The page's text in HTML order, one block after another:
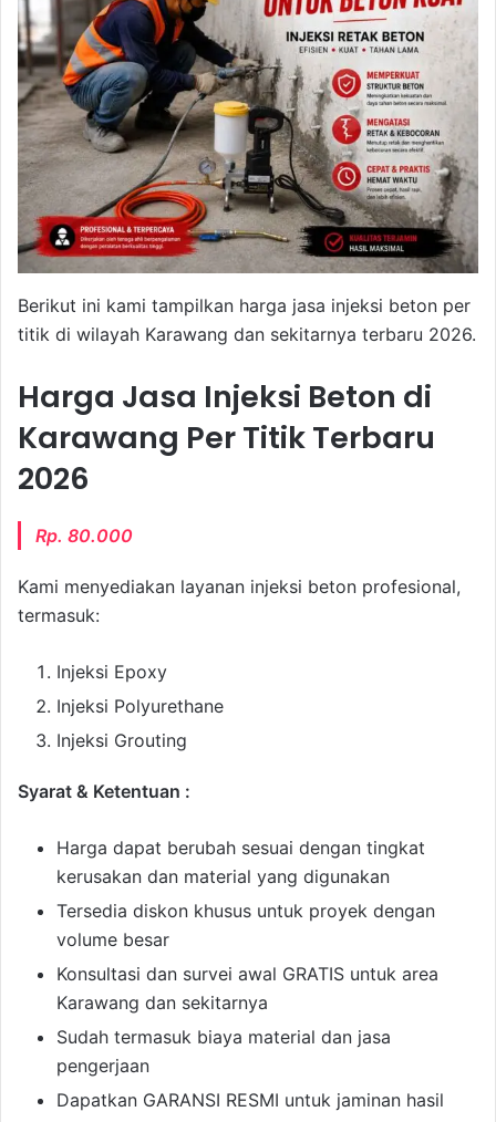
Berikut ini kami tampilkan harga jasa injeksi beton per
titik di wilayah Karawang dan sekitarnya terbaru 2026.
Harga Jasa Injeksi Beton di
Karawang Per Titik Terbaru
2026
Rp. 80.000
Kami menyediakan layanan injeksi beton profesional,
termasuk:
Injeksi Epoxy
Injeksi Polyurethane
Injeksi Grouting
Syarat & Ketentuan :
Harga dapat berubah sesuai dengan tingkat
kerusakan dan material yang digunakan
Tersedia diskon khusus untuk proyek dengan
volume besar
Konsultasi dan survei awal GRATIS untuk area
Karawang dan sekitarnya
Sudah termasuk biaya material dan jasa
pengerjaan
Dapatkan GARANSI RESMI untuk jaminan hasil